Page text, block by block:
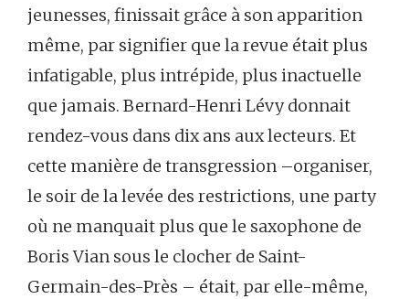
jeunesses, finissait grâce à son apparition
même, par signifier que la revue était plus
infatigable, plus intrépide, plus inactuelle
que jamais. Bernard-Henri Lévy donnait
rendez-vous dans dix ans aux lecteurs. Et
cette manière de transgression –organiser,
le soir de la levée des restrictions, une party
où ne manquait plus que le saxophone de
Boris Vian sous le clocher de Saint-
Germain-des-Près – était, par elle-même,